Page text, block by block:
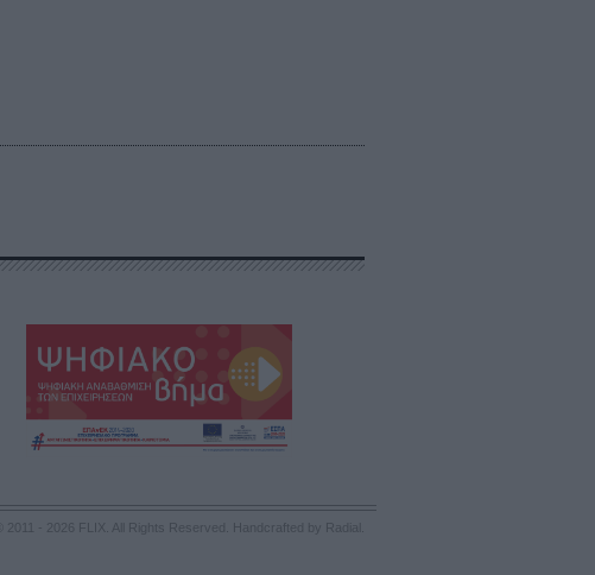
© 2011 - 2026 FLIX. All Rights Reserved. Handcrafted by Radial